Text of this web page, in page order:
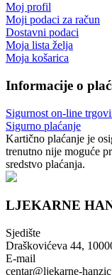
Moj profil
Moji podaci za račun
Dostavni podaci
Moja lista želja
Moja košarica
Informacije o
Sigurnost on-line
Sigurno plaćanje
Kartično plaćanje je
trenutno nije moguće
sredstvo plaćanja.
LJEKARNE
Sjedište
Draškovićeva 44,
E-mail
centar@ljekarne-